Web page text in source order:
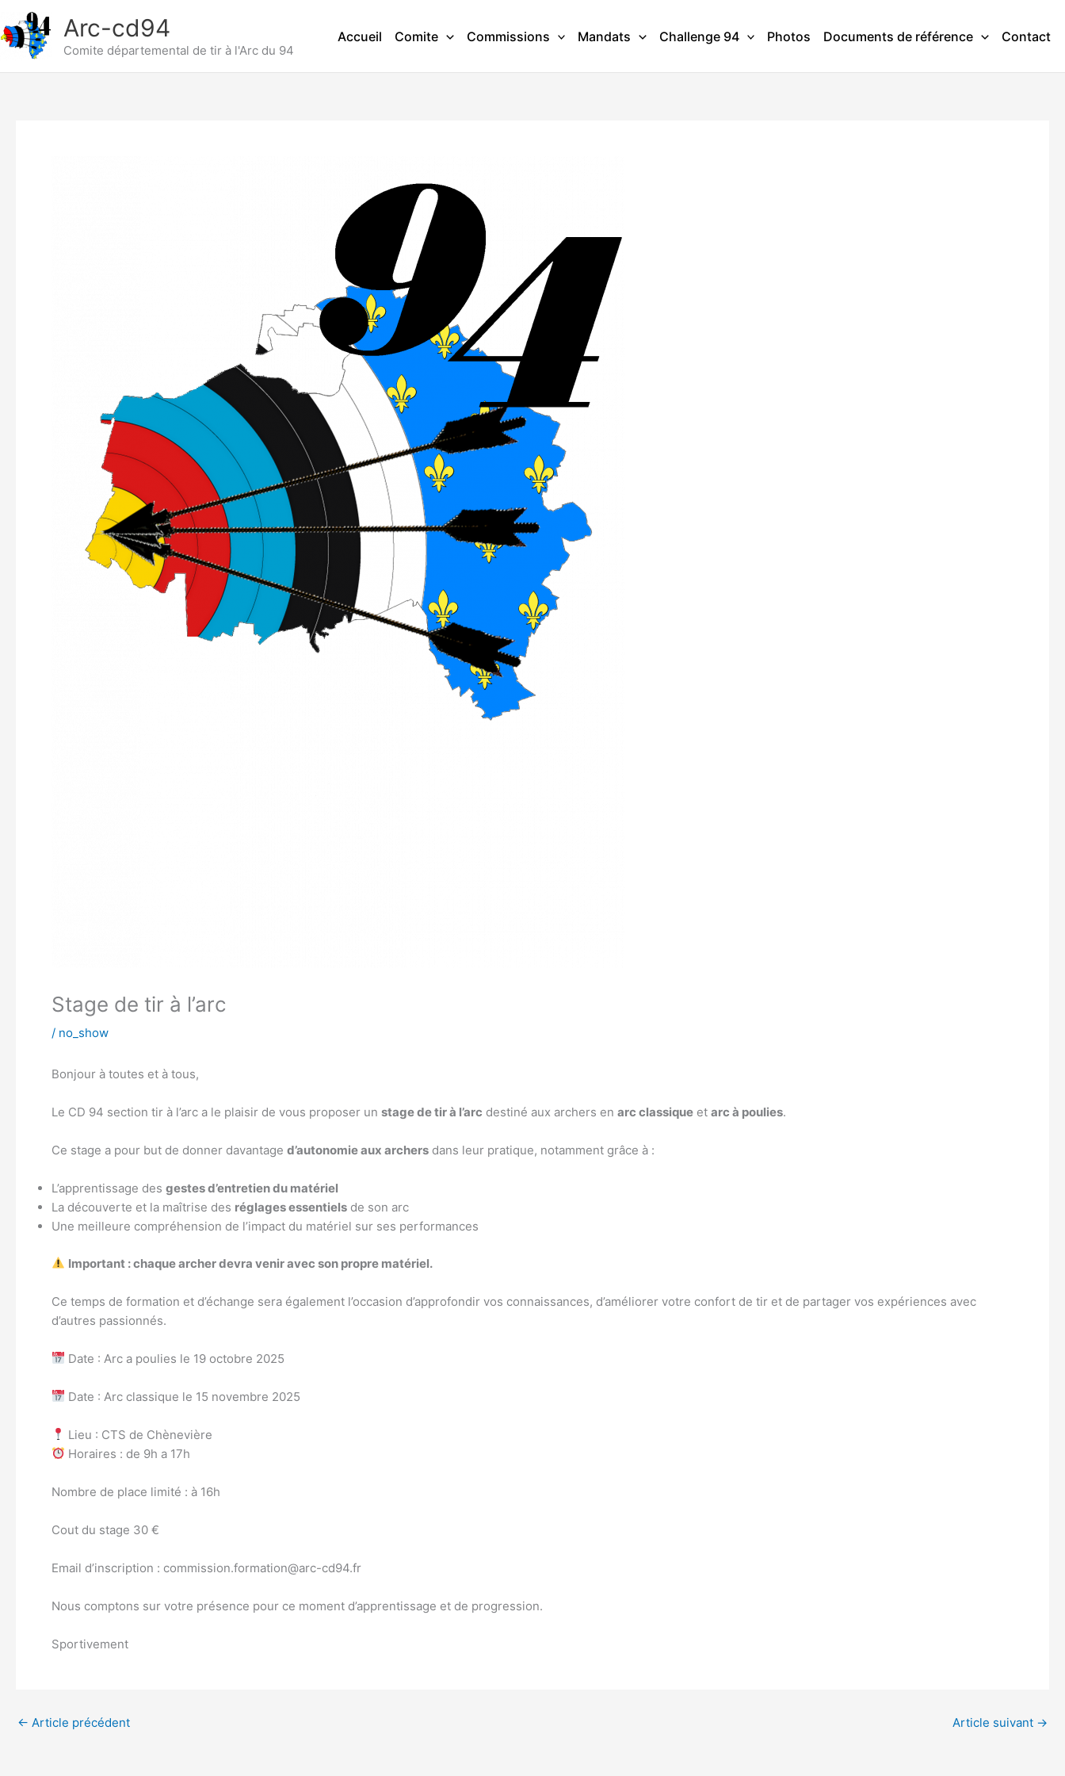
au
contenu
Arc-cd94
Comite départemental de tir à l'Arc du 94
Accueil Comite Commissions Mandats Challenge 94 Photos Documents de référence Contact
Stage de tir à l’arc
/ no_show
Bonjour à toutes et à tous,
Le CD 94 section tir à l’arc a le plaisir de vous proposer un stage de tir à l’arc destiné aux archers en arc classique et arc à poulies.
Ce stage a pour but de donner davantage d’autonomie aux archers dans leur pratique, notamment grâce à :
L’apprentissage des gestes d’entretien du matériel
La découverte et la maîtrise des réglages essentiels de son arc
Une meilleure compréhension de l’impact du matériel sur ses performances
Important : chaque archer devra venir avec son propre matériel.
Ce temps de formation et d’échange sera également l’occasion d’approfondir vos connaissances, d’améliorer votre confort de tir et de partager vos expériences avec
d’autres passionnés.
Date : Arc a poulies le 19 octobre 2025
Date : Arc classique le 15 novembre 2025
Lieu : CTS de Chènevière
Horaires : de 9h a 17h
Nombre de place limité : à 16h
Cout du stage 30 €
Email d’inscription : commission.formation@arc-cd94.fr
Nous comptons sur votre présence pour ce moment d’apprentissage et de progression.
Sportivement
← Article précédent Article suivant →